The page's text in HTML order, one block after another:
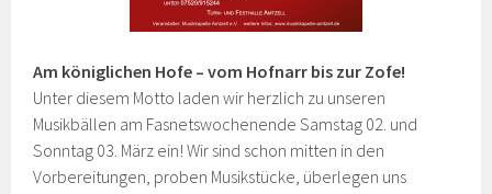
Am königlichen Hofe – vom Hofnarr bis zur Zofe!
Unter diesem Motto laden wir herzlich zu unseren
Musikbällen am Fasnetswochenende Samstag 02. und
Sonntag 03. März ein! Wir sind schon mitten in den
Vorbereitungen, proben Musikstücke, überlegen uns